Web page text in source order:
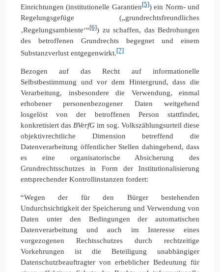
Einrichtungen (institutionelle Garantien[5]) ein Norm- und
Regelungsgefüge („grundrechtsfreundliches
‚Regelungsambiente‘“[6]) zu schaffen, das Bedrohungen
des betroffenen Grundrechts begegnet und einem
Substanzverlust entgegenwirkt.[7]
Bezogen auf das Recht auf informationelle
Selbstbestimmung und vor dem Hintergrund, dass die
Verarbeitung, insbesondere die Verwendung, einmal
erhobener personenbezogener Daten weitgehend
losgelöst von der betroffenen Person stattfindet,
konkretisiert das BVerfG im sog. Volkszählungsurteil diese
objektivrechtliche Dimension betreffend die
Datenverarbeitung öffentlicher Stellen dahingehend, dass
es eine organisatorische Absicherung des
Grundrechtsschutzes in Form der Institutionalisierung
entsprechender Kontrollinstanzen fordert:
“Wegen der für den Bürger bestehenden
Undurchsichtigkeit der Speicherung und Verwendung von
Daten unter den Bedingungen der automatischen
Datenverarbeitung und auch im Interesse eines
vorgezogenen Rechtsschutzes durch rechtzeitige
Vorkehrungen ist die Beteiligung unabhängiger
Datenschutzbeauftragter von erheblicher Bedeutung für